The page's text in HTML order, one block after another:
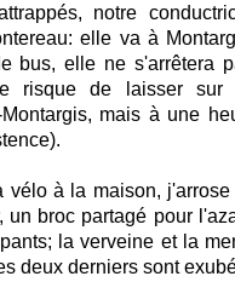
notre
elle va à
bus, elle ne s'arrêtera
risque de laisser sur
Montargis, mais à une
vélo à la maison,
un broc partagé pour
la verveine et la
deux derniers sont